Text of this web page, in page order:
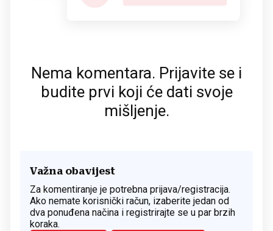
Nema komentara. Prijavite se i
budite prvi koji će dati svoje
mišljenje.
Važna obavijest
Za komentiranje je potrebna prijava/registracija.
Ako nemate korisnički račun, izaberite jedan od
dva ponuđena načina i registrirajte se u par brzih
koraka.